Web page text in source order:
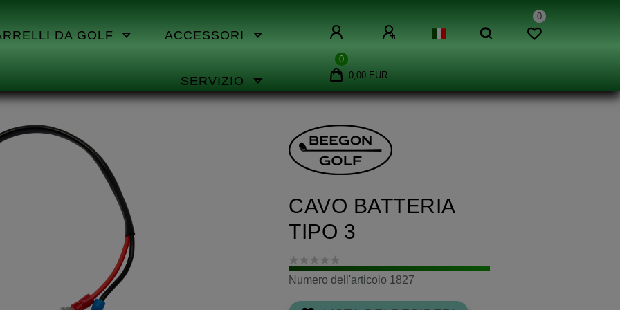
DA GOLF ACCESSORI
SERVIZIO
0
0
0,00 EUR
CAVO BATTERIA
TIPO 3
Numero dell'articolo 1827